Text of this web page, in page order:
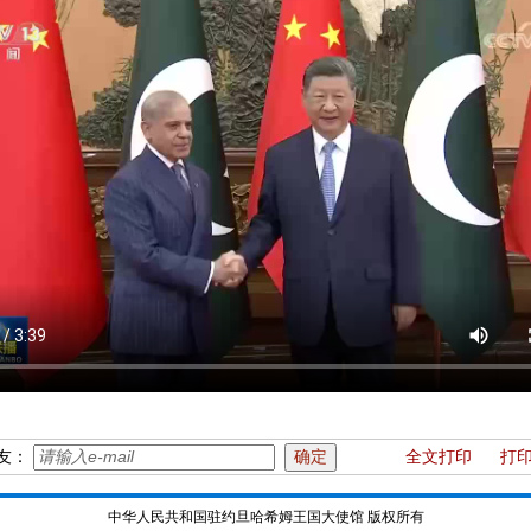
： 全文打印 打
中华人民共和国驻约旦哈希姆王国大使馆 版权所有